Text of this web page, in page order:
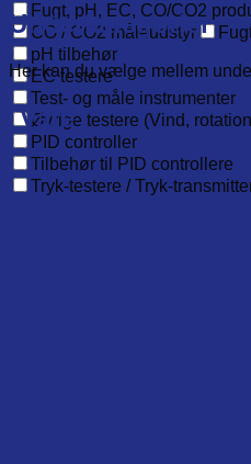
Fugt, pH, EC, CO/CO2
CO / CO2 måleudstyr
pH tilbehør
EC testere
Test- og måle instrumenter
Øvrige testere (Vind,
PID controller
Tilbehør til PID controllere
Tryk-testere / Tryk-
Underkategorier
Her kan du vælge mellem
Vare